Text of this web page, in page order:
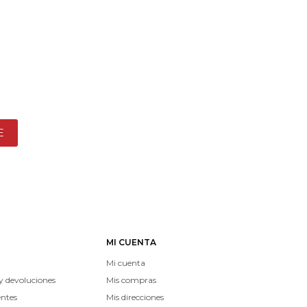
devoluciones
MI CUENTA
Mi cuenta
Mis compras
Mis direcciones